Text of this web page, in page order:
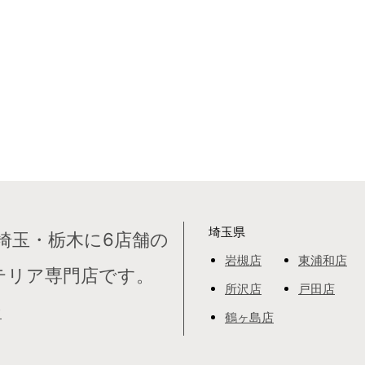
玉・栃木に6店舗の
ア専門店です。
埼玉県
岩槻店
東浦和店
所沢店
戸田店
鶴ヶ島店